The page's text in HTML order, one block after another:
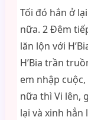
Tối đó hắn ở
nữa. 2 Đêm
lăn lộn với
H’Bia trần
em nhập
nữa thì Vi lên,
lại và xinh hẳn